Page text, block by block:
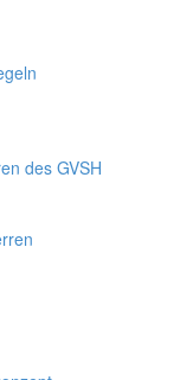
des GVSH